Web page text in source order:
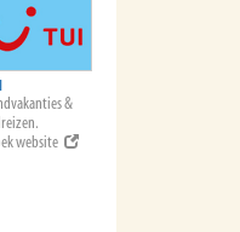
&
website